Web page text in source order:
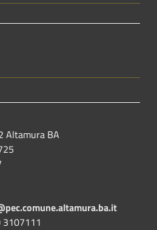
Altamura BA
3107111